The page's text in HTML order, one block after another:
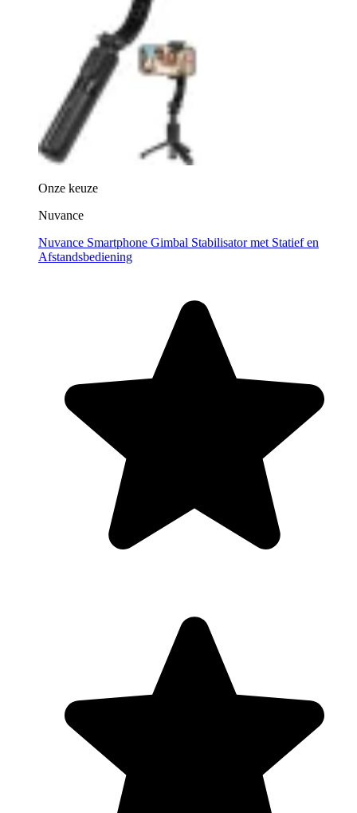
Onze keuze
Nuvance
Nuvance Smartphone Gimbal Stabilisator met Statief en
Afstandsbediening